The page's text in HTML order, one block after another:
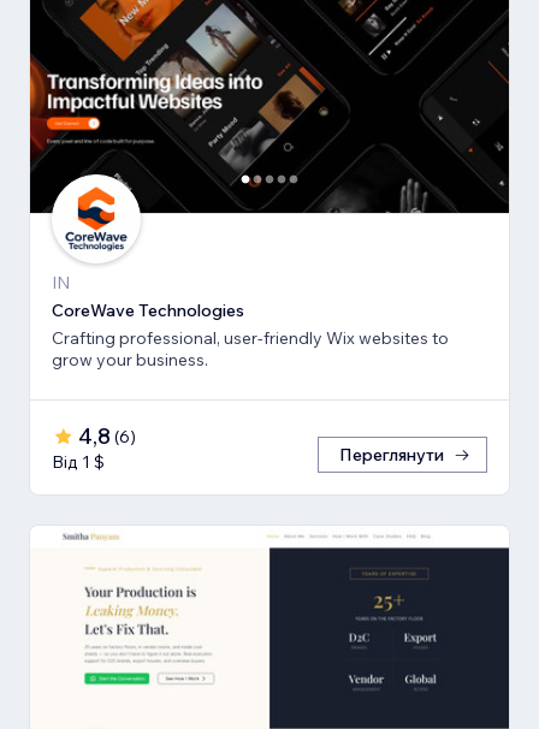
IN
CoreWave Technologies
Crafting professional, user-friendly Wix websites to
grow your business.
4,8 (6)
Від 1 $
Переглянути